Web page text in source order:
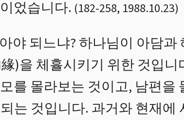
었습니다. (182-258, 1988.10.23)
야 되느냐? 하나님이 아담
)을 체휼시키기 위한 것입
를 몰라보는 것이고, 남편
는 것입니다. 과거와 현재에